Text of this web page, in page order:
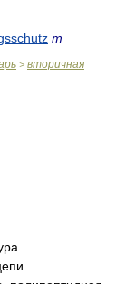
m
> вторичная